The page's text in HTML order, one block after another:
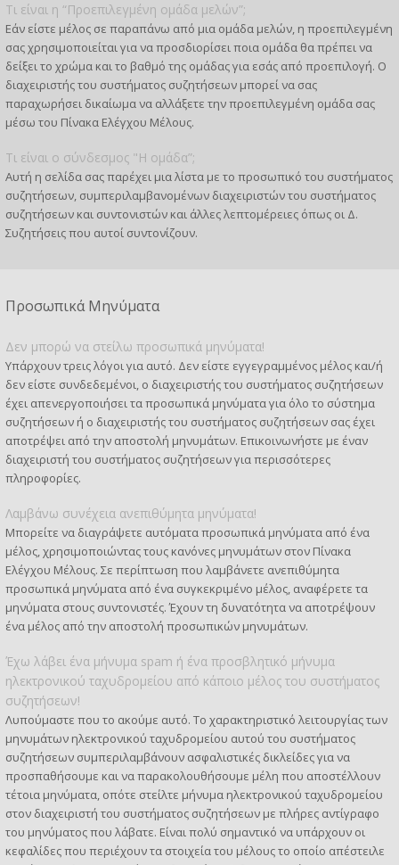
Τι είναι η “Προεπιλεγμένη ομάδα μελών”;
Εάν είστε μέλος σε παραπάνω από μια ομάδα μελών, η προεπιλεγμένη
σας χρησιμοποιείται για να προσδιορίσει ποια ομάδα θα πρέπει να
δείξει το χρώμα και το βαθμό της ομάδας για εσάς από προεπιλογή. Ο
διαχειριστής του συστήματος συζητήσεων μπορεί να σας
παραχωρήσει δικαίωμα να αλλάξετε την προεπιλεγμένη ομάδα σας
μέσω του Πίνακα Ελέγχου Μέλους.
Τι είναι ο σύνδεσμος "Η ομάδα”;
Αυτή η σελίδα σας παρέχει μια λίστα με το προσωπικό του συστήματος
συζητήσεων, συμπεριλαμβανομένων διαχειριστών του συστήματος
συζητήσεων και συντονιστών και άλλες λεπτομέρειες όπως οι Δ.
Συζητήσεις που αυτοί συντονίζουν.
Προσωπικά Μηνύματα
Δεν μπορώ να στείλω προσωπικά μηνύματα!
Υπάρχουν τρεις λόγοι για αυτό. Δεν είστε εγγεγραμμένος μέλος και/ή
δεν είστε συνδεδεμένοι, ο διαχειριστής του συστήματος συζητήσεων
έχει απενεργοποιήσει τα προσωπικά μηνύματα για όλο το σύστημα
συζητήσεων ή ο διαχειριστής του συστήματος συζητήσεων σας έχει
αποτρέψει από την αποστολή μηνυμάτων. Επικοινωνήστε με έναν
διαχειριστή του συστήματος συζητήσεων για περισσότερες
πληροφορίες.
Λαμβάνω συνέχεια ανεπιθύμητα μηνύματα!
Μπορείτε να διαγράψετε αυτόματα προσωπικά μηνύματα από ένα
μέλος, χρησιμοποιώντας τους κανόνες μηνυμάτων στον Πίνακα
Ελέγχου Μέλους. Σε περίπτωση που λαμβάνετε ανεπιθύμητα
προσωπικά μηνύματα από ένα συγκεκριμένο μέλος, αναφέρετε τα
μηνύματα στους συντονιστές. Έχουν τη δυνατότητα να αποτρέψουν
ένα μέλος από την αποστολή προσωπικών μηνυμάτων.
Έχω λάβει ένα μήνυμα spam ή ένα προσβλητικό μήνυμα
ηλεκτρονικού ταχυδρομείου από κάποιο μέλος του συστήματος
συζητήσεων!
Λυπούμαστε που το ακούμε αυτό. Το χαρακτηριστικό λειτουργίας των
μηνυμάτων ηλεκτρονικού ταχυδρομείου αυτού του συστήματος
συζητήσεων συμπεριλαμβάνουν ασφαλιστικές δικλείδες για να
προσπαθήσουμε και να παρακολουθήσουμε μέλη που αποστέλλουν
τέτοια μηνύματα, οπότε στείλτε μήνυμα ηλεκτρονικού ταχυδρομείου
στον διαχειριστή του συστήματος συζητήσεων με πλήρες αντίγραφο
του μηνύματος που λάβατε. Είναι πολύ σημαντικό να υπάρχουν οι
κεφαλίδες που περιέχουν τα στοιχεία του μέλους το οποίο απέστειλε